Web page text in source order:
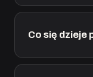
Co się dzieje